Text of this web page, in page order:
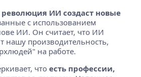
революция ИИ создаст новые
с использованием
ИИ. Он считает, что ИИ
нашу производительность,
на работе.
что есть профессии,